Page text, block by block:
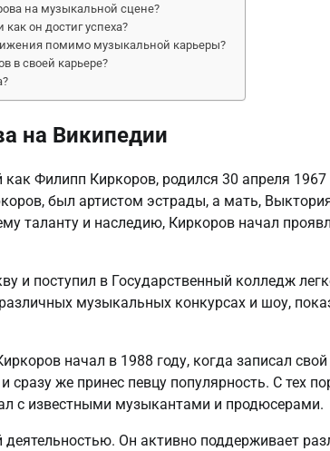
на музыкальной сцене?
он достиг успеха?
помимо музыкальной карьеры?
в своей карьере?
на Википедии
Филипп Киркоров, родился 30 апреля
был артистом эстрады, а мать,
таланту и наследию, Киркоров начал
и поступил в Государственный колледж
музыкальных конкурсах и шоу,
начал в 1988 году, когда записал
же принес певцу популярность. С тех
с известными музыкантами и продюсерами.
деятельностью. Он активно поддерживает